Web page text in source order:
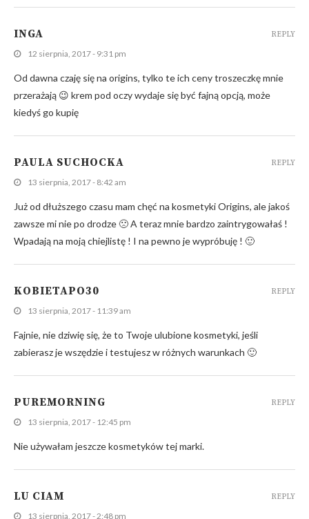
INGA
12 sierpnia, 2017 - 9:31 pm
Od dawna czaję się na origins, tylko te ich ceny troszeczkę mnie
przerażają 😉 krem pod oczy wydaje się być fajną opcją, może
kiedyś go kupię
REPLY
PAULA SUCHOCKA
13 sierpnia, 2017 - 8:42 am
Już od dłuższego czasu mam chęć na kosmetyki Origins, ale jakoś
zawsze mi nie po drodze 🙁 A teraz mnie bardzo zaintrygowałaś !
Wpadają na moją chiejlistę ! I na pewno je wypróbuję ! 🙂
REPLY
KOBIETAPO30
13 sierpnia, 2017 - 11:39 am
Fajnie, nie dziwię się, że to Twoje ulubione kosmetyki, jeśli
zabierasz je wszędzie i testujesz w różnych warunkach 🙂
REPLY
PUREMORNING
13 sierpnia, 2017 - 12:45 pm
Nie używałam jeszcze kosmetyków tej marki.
REPLY
LU CIAM
13 sierpnia, 2017 - 2:48 pm
REPLY